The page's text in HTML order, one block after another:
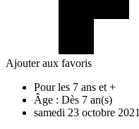
Ajouter aux favoris
Pour les 7 ans et +
Âge : Dès 7 an(s)
samedi 23 octobre 2021